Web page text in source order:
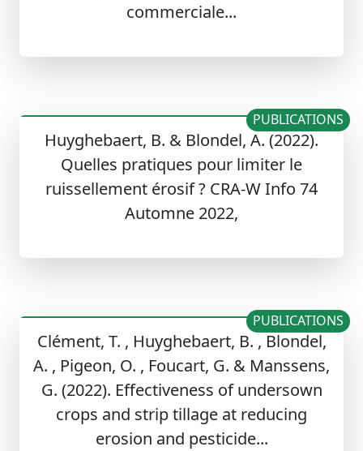
commerciale...
Huyghebaert, B. & Blondel, A. (2022).
Quelles pratiques pour limiter le
ruissellement érosif ? CRA-W Info 74
Automne 2022,
PUBLICATIONS
Clément, T. , Huyghebaert, B. , Blondel,
A. , Pigeon, O. , Foucart, G. & Manssens,
G. (2022). Effectiveness of undersown
crops and strip tillage at reducing
erosion and pesticide...
PUBLICATIONS